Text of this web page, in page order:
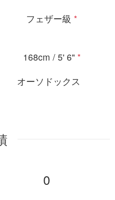
フェザー級 *
168cm / 5' 6" *
オーソドックス
0